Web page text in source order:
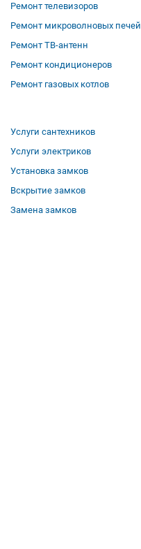
Ремонт телевизоров
Ремонт микроволновых печей
Ремонт ТВ-антенн
Ремонт кондиционеров
Ремонт газовых котлов
Услуги сантехников
Услуги электриков
Установка замков
Вскрытие замков
Замена замков